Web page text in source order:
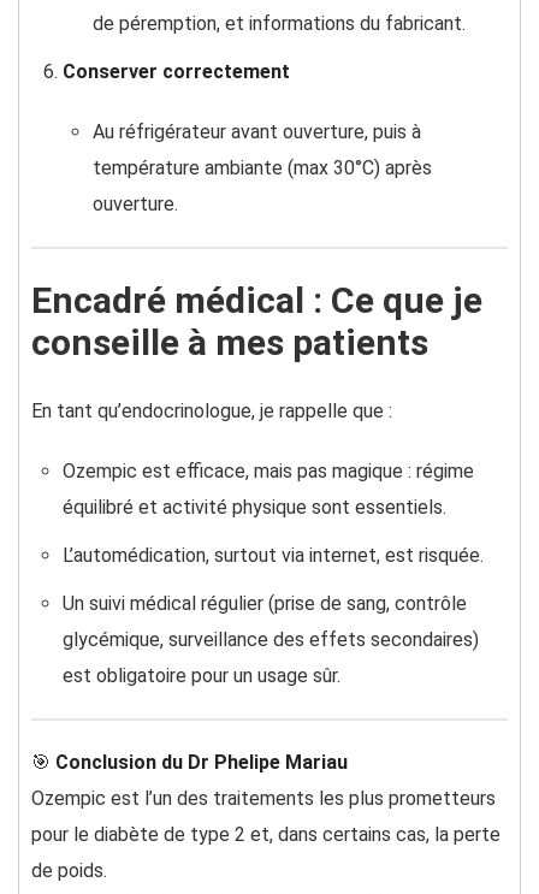
de péremption, et informations du fabricant.
Conserver correctement
Au réfrigérateur avant ouverture, puis à
température ambiante (max 30°C) après
ouverture.
Encadré médical : Ce que je
conseille à mes patients
En tant qu’endocrinologue, je rappelle que :
Ozempic est efficace, mais pas magique : régime
équilibré et activité physique sont essentiels.
L’automédication, surtout via internet, est risquée.
Un suivi médical régulier (prise de sang, contrôle
glycémique, surveillance des effets secondaires)
est obligatoire pour un usage sûr.
🎯 Conclusion du Dr Phelipe Mariau
Ozempic est l’un des traitements les plus prometteurs
pour le diabète de type 2 et, dans certains cas, la perte
de poids.